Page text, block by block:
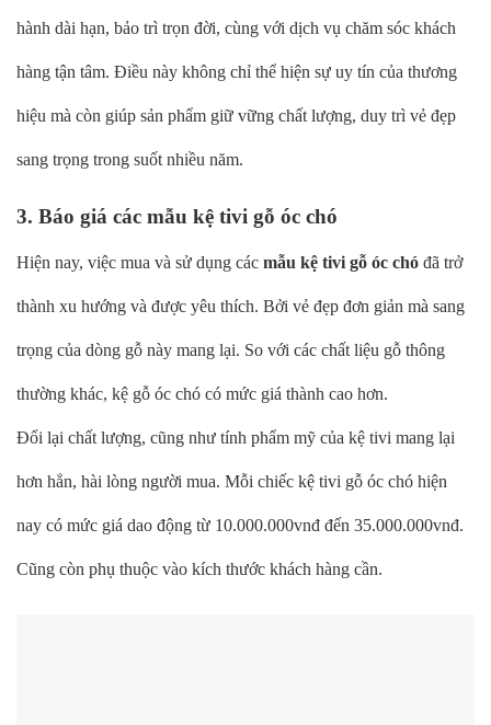
hành dài hạn, bảo trì trọn đời, cùng với dịch vụ chăm sóc khách
hàng tận tâm. Điều này không chỉ thể hiện sự uy tín của thương
hiệu mà còn giúp sản phẩm giữ vững chất lượng, duy trì vẻ đẹp
sang trọng trong suốt nhiều năm.
3. Báo giá các mẫu kệ tivi gỗ óc chó
Hiện nay, việc mua và sử dụng các mẫu kệ tivi gỗ óc chó đã trở
thành xu hướng và được yêu thích. Bởi vẻ đẹp đơn giản mà sang
trọng của dòng gỗ này mang lại. So với các chất liệu gỗ thông
thường khác, kệ gỗ óc chó có mức giá thành cao hơn.
Đổi lại chất lượng, cũng như tính phẩm mỹ của kệ tivi mang lại
hơn hẳn, hài lòng người mua. Mỗi chiếc kệ tivi gỗ óc chó hiện
nay có mức giá dao động từ 10.000.000vnđ đến 35.000.000vnđ.
Cũng còn phụ thuộc vào kích thước khách hàng cần.